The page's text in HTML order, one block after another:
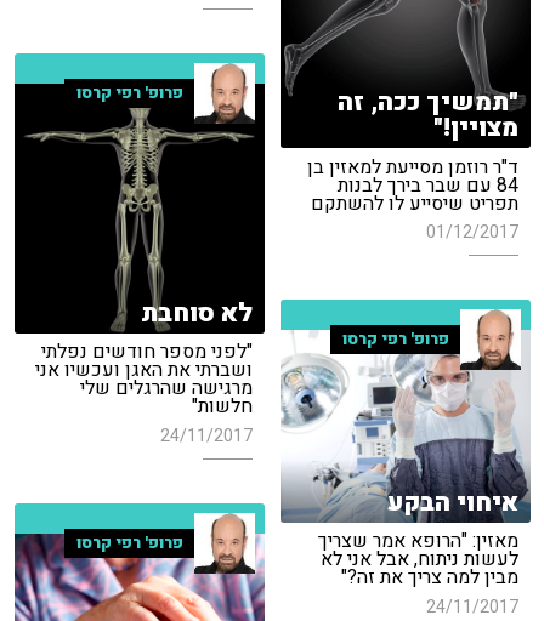
"תמשיך ככה, זה
מצויין!"
ד"ר רוזמן מסייעת למאזין בן
84 עם שבר בירך לבנות
תפריט שיסייע לו להשתקם
01/12/2017
פרופ' רפי קרסו
לא סוחבת
"לפני מספר חודשים נפלתי
ושברתי את האגן ועכשיו אני
מרגישה שהרגלים שלי
חלשות"
24/11/2017
פרופ' רפי קרסו
איחוי הבקע
מאזין: "הרופא אמר שצריך
לעשות ניתוח, אבל אני לא
מבין למה צריך את זה?"
24/11/2017
פרופ' רפי קרסו